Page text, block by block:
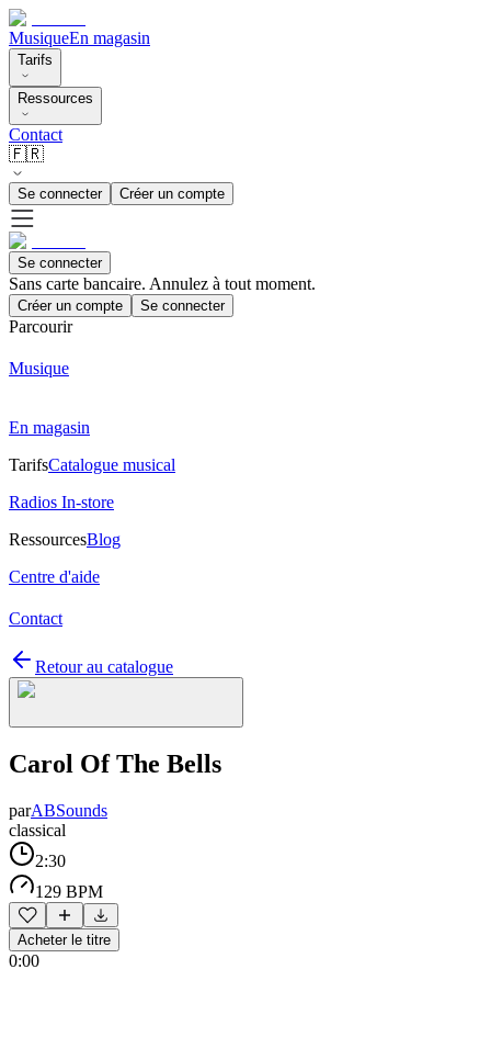
MusiqueEn magasin
Tarifs
Ressources
Contact
🇫🇷
Se connecter Créer un compte
Se connecter
Sans carte bancaire. Annulez à tout moment.
Créer un compte Se connecter
Parcourir
Musique
En magasin
TarifsCatalogue musical
Radios In-store
RessourcesBlog
Centre d'aide
Contact
Retour au catalogue
Carol Of The Bells
parABSounds
classical
2:30
129 BPM
Acheter le titre
0:00